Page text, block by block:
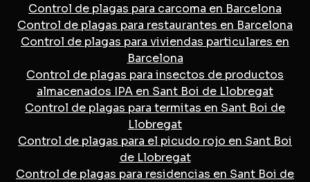
Control de plagas para carcoma en Barcelona
Control de plagas para restaurantes en Barcelona
Control de plagas para viviendas particulares en
Barcelona
Control de plagas para insectos de productos
almacenados IPA en Sant Boi de Llobregat
Control de plagas para termitas en Sant Boi de
Llobregat
Control de plagas para el picudo rojo en Sant Boi
de Llobregat
Control de plagas para residencias en Sant Boi de